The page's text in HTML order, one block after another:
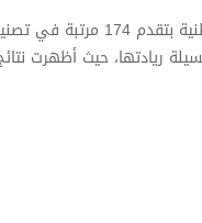
ريادتها، حيث أظهرت